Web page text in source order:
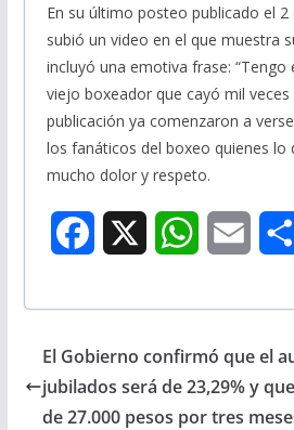
En su último posteo publicado el
subió un video en el que muestra
incluyó una emotiva frase: “Tengo
viejo boxeador que cayó mil veces
publicación ya comenzaron a
los fanáticos del boxeo quienes lo
mucho dolor y respeto.
e
b
W
t
i
l
El Gobierno confirmó que el
jubilados será de 23,29% y
de 27.000 pesos por tres